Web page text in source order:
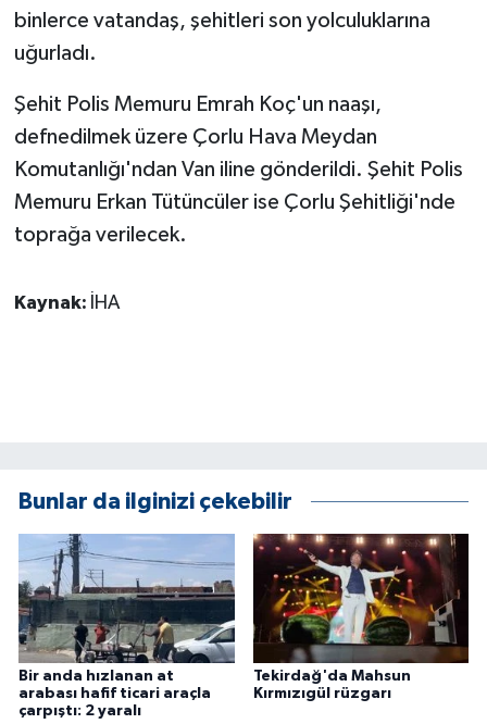
binlerce vatandaş, şehitleri son yolculuklarına
uğurladı.
Şehit Polis Memuru Emrah Koç'un naaşı,
defnedilmek üzere Çorlu Hava Meydan
Komutanlığı'ndan Van iline gönderildi. Şehit Polis
Memuru Erkan Tütüncüler ise Çorlu Şehitliği'nde
toprağa verilecek.
Kaynak: İHA
Bunlar da ilginizi çekebilir
Bir anda hızlanan at
arabası hafif ticari araçla
çarpıştı: 2 yaralı
Tekirdağ'da Mahsun
Kırmızıgül rüzgarı
POLİTİKA
SİYASET
SPOR HABERLERİ
Turizm
Yerel Haberler